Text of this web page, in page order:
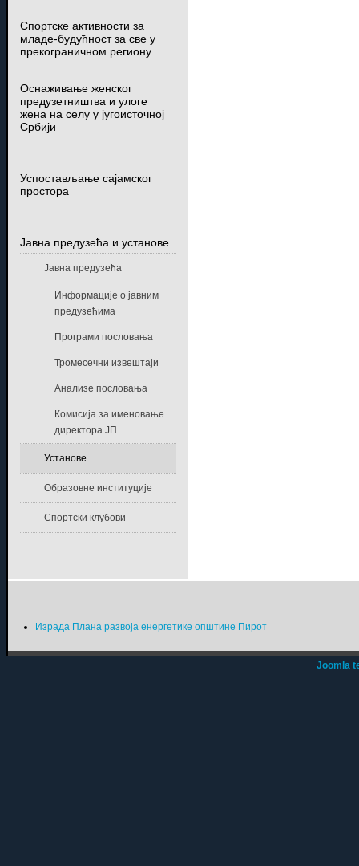
Спортске активности за
младе-будућност за све у
прекограничном региону
Оснаживање женског
предузетништва и улоге
жена на селу у југоисточној
Србији
Успостављање сајамског
простора
Јавна предузећа и установе
Јавна предузећа
Информације о јавним
предузећима
Програми пословања
Тромесечни извештаји
Анализе пословања
Комисија за именовање
директора ЈП
Установе
Образовне институције
Спортски клубови
Израда Плана развоја енергетике општине Пирот
Joomla